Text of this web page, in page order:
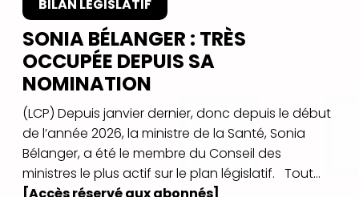
BILAN LÉGISLATIF
SONIA BÉLANGER : TRÈS
OCCUPÉE DEPUIS SA
NOMINATION
(LCP) Depuis janvier dernier, donc depuis le début
de l’année 2026, la ministre de la Santé, Sonia
Bélanger, a été le membre du Conseil des
ministres le plus actif sur le plan législatif. Tout...
[Accès réservé aux abonnés]